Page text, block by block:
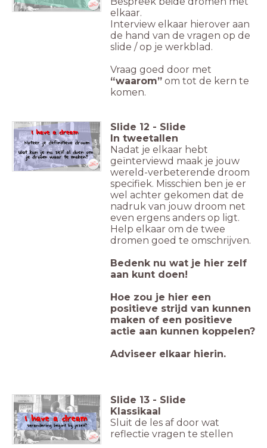
elkaar.
Interview elkaar hierover aan
de hand van de vragen op de
slide / op je werkblad.
Vraag goed door met
“waarom” om tot de kern te
komen.
Slide 12 - Slide
In tweetallen
Nadat je elkaar hebt
geïnterviewd maak je jouw
wereld-verbeterende droom
specifiek. Misschien ben je er
wel achter gekomen dat de
nadruk van jouw droom net
even ergens anders op ligt.
Help elkaar om de twee
dromen goed te omschrijven.
Bedenk nu wat je hier zelf
aan kunt doen!
Hoe zou je hier een
positieve strijd van kunnen
maken of een positieve
actie aan kunnen koppelen?
Adviseer elkaar hierin.
Slide 13 - Slide
Klassikaal
Sluit de les af door wat
reflectie vragen te stellen